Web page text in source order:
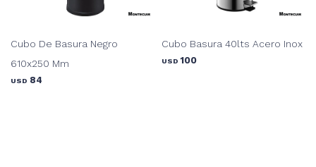
Cubo De Basura Negro
610x250 Mm
USD 84
Cubo Basura 40lts Acero Inox
USD 100